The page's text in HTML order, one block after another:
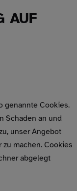
AUF
genannte Cookies.
Schaden an und
unser Angebot
machen. Cookies
abgelegt